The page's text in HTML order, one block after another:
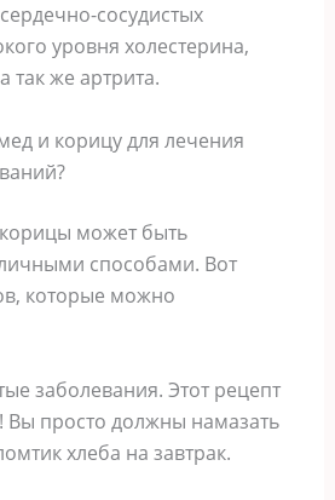
сосудистых
уровня холестеринa,
так же артрита.
и корицу для лечения
может быть
способами. Вот
которые можно
заболевания. Этот рецепт
Вы просто должны намазать
хлеба на завтрак.